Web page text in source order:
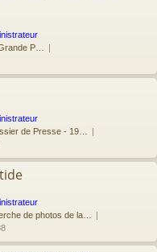
P…
de Presse - 19…
de photos de la…